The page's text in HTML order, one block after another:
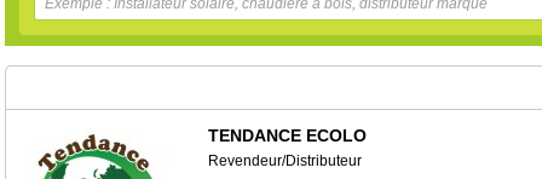
TENDANCE ECOLO
Revendeur/Distributeur